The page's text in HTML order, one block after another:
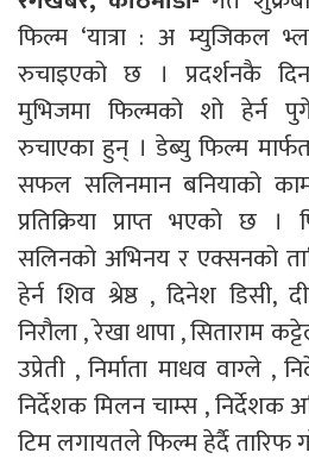
फिल्म ‘यात्रा : अ म्युजिकल
रुचाइएको छ । प्रदर्शनकै
मुभिजमा फिल्मको शो हेर्न
रुचाएका हुन् । डेब्यु फिल्म
सफल सलिनमान बनियाको
प्रतिक्रिया प्राप्त भएको छ
सलिनको अभिनय र एक्सनको
हेर्न शिव श्रेष्ठ , दिनेश डिसी,
निरौला , रेखा थापा , सिताराम
उप्रेती , निर्माता माधव वाग्ले ,
निर्देशक मिलन चाम्स , निर्देशक
टिम लगायतले फिल्म हेर्दै तारिफ